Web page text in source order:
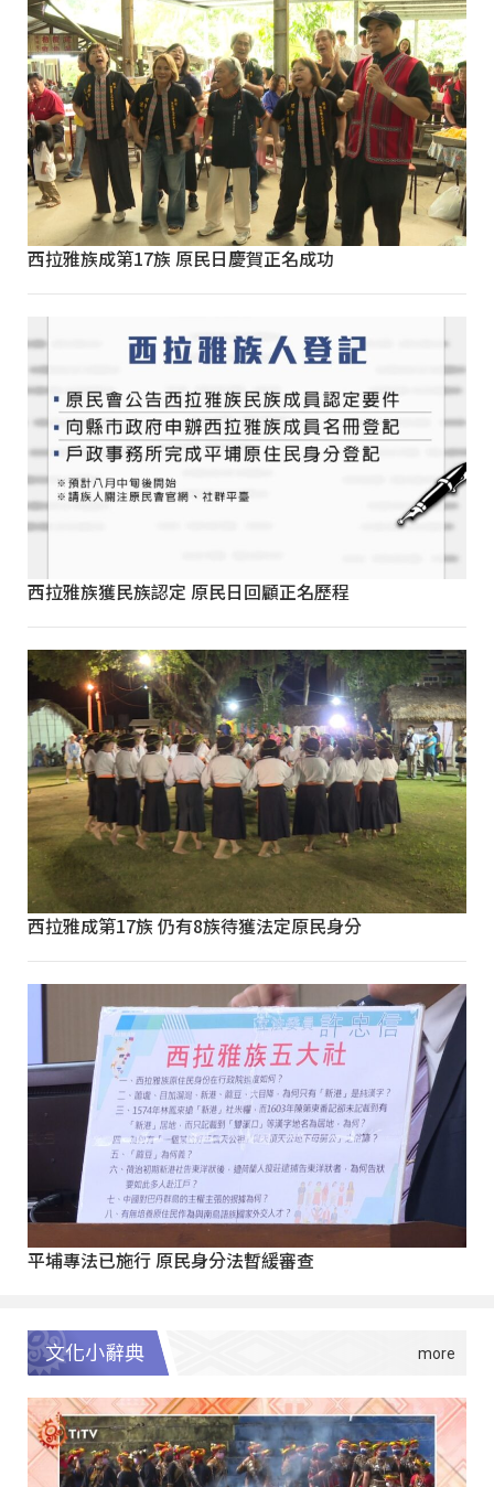
西拉雅族成第17族 原民日慶賀正名成功
西拉雅族獲民族認定 原民日回顧正名歷程
西拉雅成第17族 仍有8族待獲法定原民身分
平埔專法已施行 原民身分法暫緩審查
文化小辭典